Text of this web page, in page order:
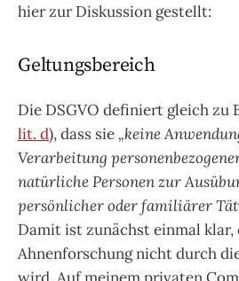
hier zur Diskussion gestellt:
Geltungsbereich
Die DSGVO definiert gleich zu
lit. d), dass sie„keine
Verarbeitung
natürliche Personen zur
persönlicher oder familiärer
Damit ist zunächst einmal klar,
Ahnenforschung nicht durch